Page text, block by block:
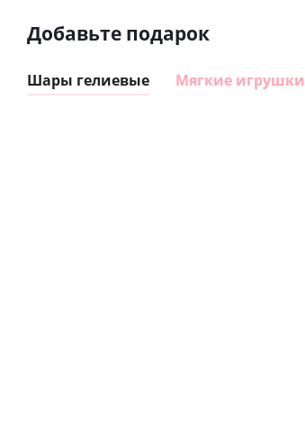
Добавьте подарок
Шары гелиевые Мягкие игрушки